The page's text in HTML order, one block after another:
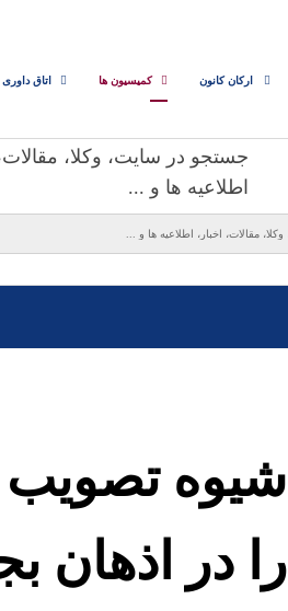
ارکان کانون کمیسیون ها اتاق داوری
جستجو در سایت، وکلا، مقالات،
اطلاعیه ها و ...
شیوه تصویب
را در